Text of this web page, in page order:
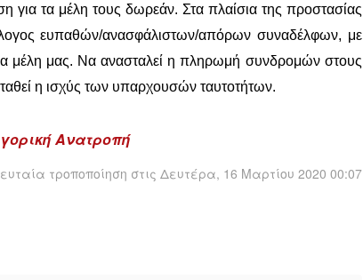
για τα μέλη τους δωρεάν. Στα πλαίσια της προστασίας
ευπαθών/ανασφάλιστων/απόρων συναδέλφων, με
μέλη μας. Να ανασταλεί η πληρωμή συνδρομών στους
η ισχύς των υπαρχουσών ταυτοτήτων.
Ανατροπή
τροποποίηση στις Δευτέρα, 16 Μαρτίου 2020 00:07